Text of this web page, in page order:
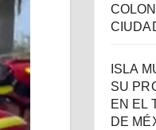
ISLA
SU
EN EL
DE